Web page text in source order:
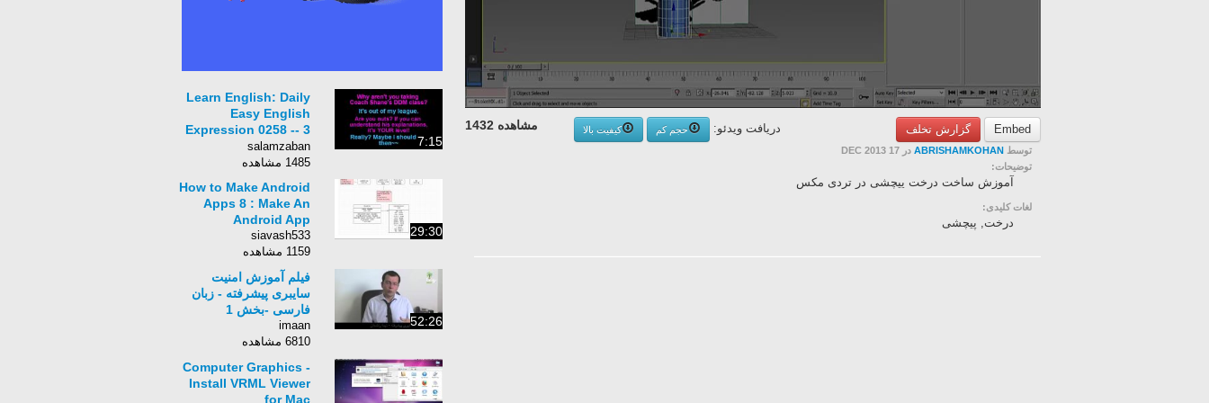
Embed گزارش تخلف مشاهده 1432 دریافت ویدئو: حجم کم
کیفیت بالا
توسط ABRISHAMKOHAN در 17 DEC 2013
توضیحات:
آموزش ساخت درخت ییچشی در تردی مکس
لغات کلیدی:
درخت, پیچشی
7:15
Learn English: Daily
Easy English
Expression 0258 -- 3
Minute English
Lesson: out of my
salamzaban
1485 مشاهده
29:30
How to Make Android
Apps 8 : Make An
Android App
siavash533
1159 مشاهده
52:26
فیلم آموزش امنیت
سایبری پیشرفته - زبان
فارسی -بخش 1
imaan
6810 مشاهده
Computer Graphics -
Install VRML Viewer
for Mac